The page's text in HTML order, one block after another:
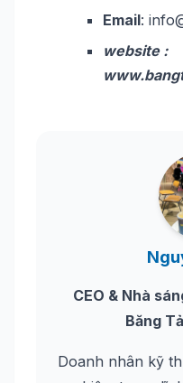
Email:
website :
CEO & Nhà
Băng
Doanh nhân kỹ